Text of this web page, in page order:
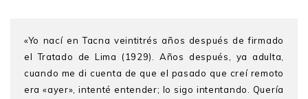
«Yo nací en Tacna veintitrés años después de firmado
el Tratado de Lima (1929). Años después, ya adulta,
cuando me di cuenta de que el pasado que creí remoto
era «ayer», intenté entender; lo sigo intentando. Quería